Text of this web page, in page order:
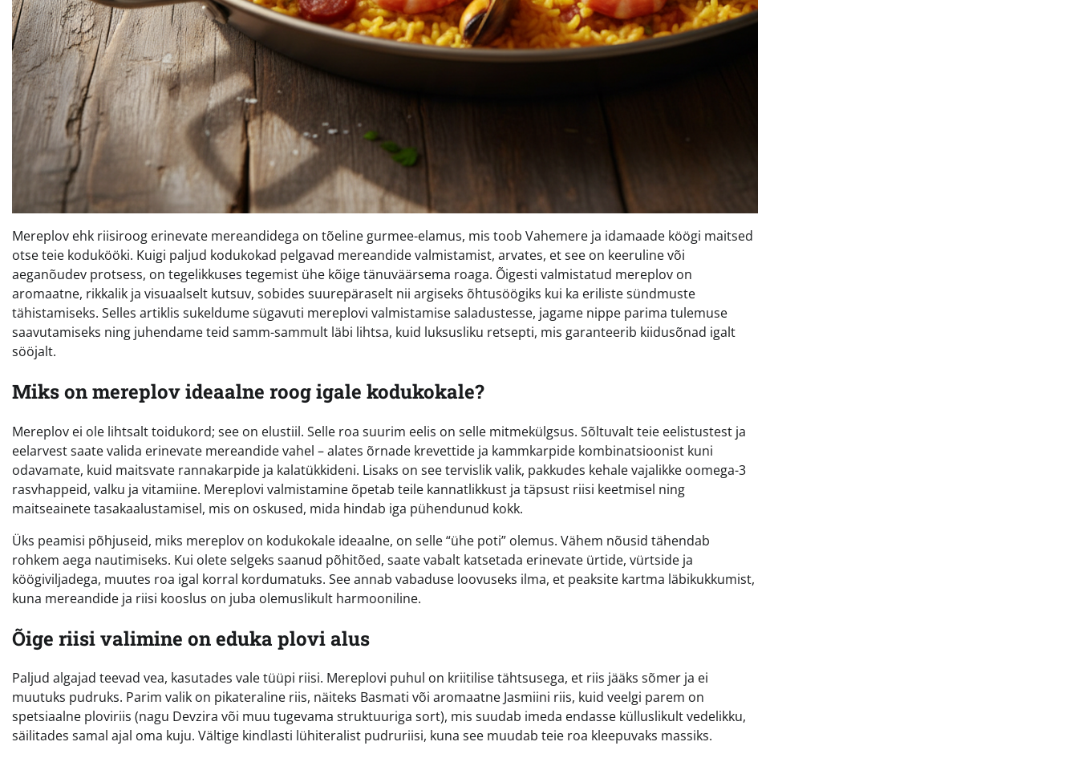
Mereplov ehk riisiroog erinevate mereandidega on tõeline gurmee-elamus, mis toob Vahemere ja idamaade köögi maitsed
otse teie kodukööki. Kuigi paljud kodukokad pelgavad mereandide valmistamist, arvates, et see on keeruline või
aeganõudev protsess, on tegelikkuses tegemist ühe kõige tänuväärsema roaga. Õigesti valmistatud mereplov on
aromaatne, rikkalik ja visuaalselt kutsuv, sobides suurepäraselt nii argiseks õhtusöögiks kui ka eriliste sündmuste
tähistamiseks. Selles artiklis sukeldume sügavuti mereplovi valmistamise saladustesse, jagame nippe parima tulemuse
saavutamiseks ning juhendame teid samm-sammult läbi lihtsa, kuid luksusliku retsepti, mis garanteerib kiidusõnad igalt
sööjalt.
Miks on mereplov ideaalne roog igale kodukokale?
Mereplov ei ole lihtsalt toidukord; see on elustiil. Selle roa suurim eelis on selle mitmekülgsus. Sõltuvalt teie eelistustest ja
eelarvest saate valida erinevate mereandide vahel – alates õrnade krevettide ja kammkarpide kombinatsioonist kuni
odavamate, kuid maitsvate rannakarpide ja kalatükkideni. Lisaks on see tervislik valik, pakkudes kehale vajalikke oomega-3
rasvhappeid, valku ja vitamiine. Mereplovi valmistamine õpetab teile kannatlikkust ja täpsust riisi keetmisel ning
maitseainete tasakaalustamisel, mis on oskused, mida hindab iga pühendunud kokk.
Üks peamisi põhjuseid, miks mereplov on kodukokale ideaalne, on selle “ühe poti” olemus. Vähem nõusid tähendab
rohkem aega nautimiseks. Kui olete selgeks saanud põhitõed, saate vabalt katsetada erinevate ürtide, vürtside ja
köögiviljadega, muutes roa igal korral kordumatuks. See annab vabaduse loovuseks ilma, et peaksite kartma läbikukkumist,
kuna mereandide ja riisi kooslus on juba olemuslikult harmooniline.
Õige riisi valimine on eduka plovi alus
Paljud algajad teevad vea, kasutades vale tüüpi riisi. Mereplovi puhul on kriitilise tähtsusega, et riis jääks sõmer ja ei
muutuks pudruks. Parim valik on pikateraline riis, näiteks Basmati või aromaatne Jasmiini riis, kuid veelgi parem on
spetsiaalne ploviriis (nagu Devzira või muu tugevama struktuuriga sort), mis suudab imeda endasse külluslikult vedelikku,
säilitades samal ajal oma kuju. Vältige kindlasti lühiteralist pudruriisi, kuna see muudab teie roa kleepuvaks massiks.